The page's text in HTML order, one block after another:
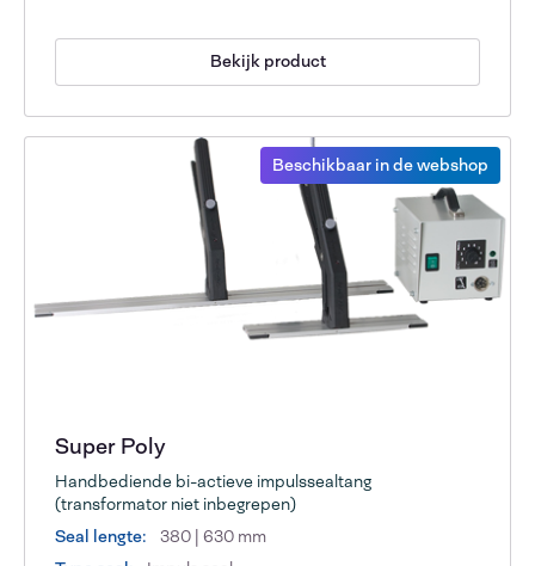
Bekijk product
Beschikbaar in de webshop
Super Poly
Handbediende bi-actieve impulssealtang
(transformator niet inbegrepen)
Seal lengte:
380 | 630 mm